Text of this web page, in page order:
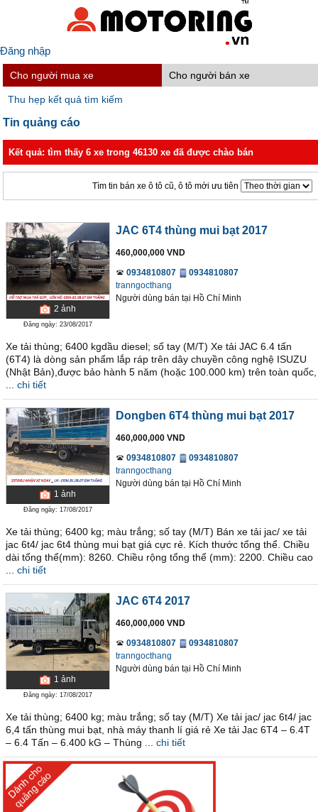
Đăng nhập
Cho người mua xe Cho người bán xe
Thu hẹp kết quả tìm kiếm
Tin quảng cáo
Kết quả: tìm thấy 6 xe trong 46130 xe đã được chào bán
Tìm tin bán xe ô tô cũ, ô tô mới ưu tiên
2 ảnh
Đăng ngày: 23/08/2017
JAC 6T4 thùng mui bạt 2017
460,000,000 VND
0934810807
0934810807
tranngocthang
Người dùng bán tại Hồ Chí Minh
Xe tải thùng; 6400 kgdầu diesel; số tay (M/T) Xe tải JAC 6.4 tấn
(6T4) là dòng sản phẩm lắp ráp trên dây chuyền công nghệ ISUZU
(Nhật Bản),được bảo hành 5 năm (hoặc 100.000 km) trên toàn quốc,
chi tiết
1 ảnh
Đăng ngày: 17/08/2017
Dongben 6T4 thùng mui bạt 2017
460,000,000 VND
0934810807
0934810807
tranngocthang
Người dùng bán tại Hồ Chí Minh
Xe tải thùng; 6400 kg; màu trắng; số tay (M/T) Bán xe tải jac/ xe tải
jac 6t4/ jac 6t4 thùng mui bạt giá cực rẻ. Kích thước tổng thể. Chiều
dài tổng thể(mm): 8260. Chiều rộng tổng thể (mm): 2200. Chiều cao
chi tiết
1 ảnh
Đăng ngày: 17/08/2017
JAC 6T4 2017
460,000,000 VND
0934810807
0934810807
tranngocthang
Người dùng bán tại Hồ Chí Minh
Xe tải thùng; 6400 kg; màu trắng; số tay (M/T) Xe tải jac/ jac 6t4/ jac
6,4 tấn thùng mui bạt, nhà máy thanh lí giá rẻ Xe tải Jac 6T4 – 6.4T
– 6.4 Tấn – 6.400 kG – Thùng ...
chi tiết